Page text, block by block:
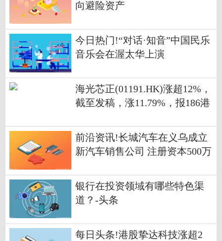
向避险资产
今日热门!“对话·知音”中国民乐
音乐会在渥太华上演
海光芯正(01191.HK)涨超12%，
截至发稿，涨11.79%，报186港
前沿资讯!长城汽车在义乌成立
新汽车销售公司 注册资本500万
银行在投资领域有哪些特色渠
道？-头条
每日头条!港股挚达科技涨超2